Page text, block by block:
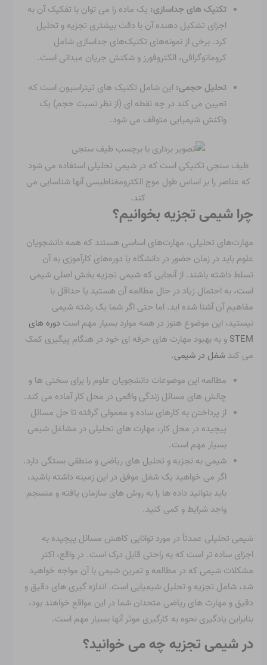
تکنیک های جداسازی: یک ماده را می توان با تفکیک آن به
اجزای تشکیل دهنده آن با دقت بیشتری تجزیه و تحلیل
کرد. برخی از نمونه‌های تکنیک‌های جداسازی شامل
کروماتوگرافی، الکتروفورز و شکنش جریان میدانی است.
تحلیل حجمی: این شامل تکنیک های تیتراسیون است که
تعیین می کند در چه نقطه ای (از نظر نسبت حجم) یک
واکنش شیمیایی متوقف می شود.
طیف سنجی تکنیکی است که در شیمی تحلیلی استفاده می شود
که عناصر را بر اساس طول موج الکترومغناطیسی آنها شناسایی می
کند.
چرا شیمی تجزیه بخوانیم؟
مهارت‌های تحلیلی، مهارت‌های اساسی هستند که همه دانشجویان
علوم باید در زمان حضور در دانشگاه یا دوره‌های کارآموزی به آن
تسلط داشته باشند. از آنجایی که شیمی تجزیه بخش اصلی شیمی
است، به احتمال زیاد در حال مطالعه آن هستید یا حداقل با
مفاهیم آن آشنا شده اید. اما حتی اگر شما یک رشته شیمی
نیستید، این موضوع هنوز در همه موارد بسیار مهم است دوره های
STEM و به بهبود مهارت های حرفه ای خود در هنگام پیگیری کمک
می کندشغل در شیمی.
مطالعه این موضوعات دانشجویان علوم را برای سختی ها و
چالش های مسائل زندگی واقعی در محل کار آماده می کند.
از پرداختن به کارهای ساده و معمولی گرفته تا حل مسائل
پیچیده در محل کار، مهارت های تحلیلی در مشاغل شیمی
بسیار مهم است.
شیمی به تجزیه و تحلیل های ریاضی و منطقی بستگی دارد.
اگر می خواهید یک شغل موفق در این زمینه داشته باشید،
باید بتوانید داده ها را به روش های سازمان یافته و منسجم
واجد شرایط و کمی کنید.
شیمی تحلیلی عمدتاً در مورد توانایی کاهش مسائل پیچیده به
اجزای ساده تر است که به راحتی قابل درک است. در واقع، اکثر
مشکلات شیمی که در مطالعه و تمرین شیمی با آن مواجه خواهید
شد، شامل تجزیه و تحلیل شیمیایی است. اندازه گیری های دقیق و
دقیق و مهارت های ریاضی متحدان شما در این مواقع خواهند بود،
بنابراین یادگیری نحوه به کارگیری موثر آنها بسیار مهم است.
در شیمی تجزیه چه می خوانید؟